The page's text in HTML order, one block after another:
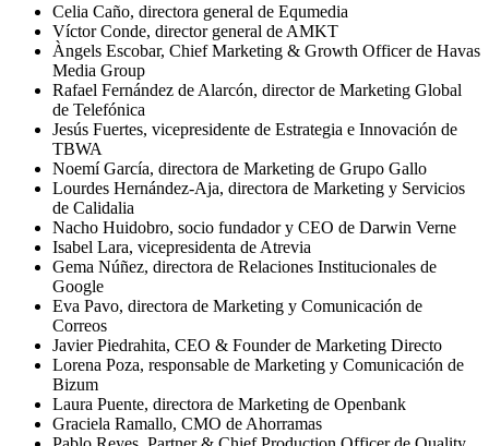
Celia Caño, directora general de Equmedia
Víctor Conde, director general de AMKT
Àngels Escobar, Chief Marketing & Growth Officer de Havas
Media Group
Rafael Fernández de Alarcón, director de Marketing Global
de Telefónica
Jesús Fuertes, vicepresidente de Estrategia e Innovación de
TBWA
Noemí García, directora de Marketing de Grupo Gallo
Lourdes Hernández-Aja, directora de Marketing y Servicios
de Calidalia
Nacho Huidobro, socio fundador y CEO de Darwin Verne
Isabel Lara, vicepresidenta de Atrevia
Gema Núñez, directora de Relaciones Institucionales de
Google
Eva Pavo, directora de Marketing y Comunicación de
Correos
Javier Piedrahita, CEO & Founder de Marketing Directo
Lorena Poza, responsable de Marketing y Comunicación de
Bizum
Laura Puente, directora de Marketing de Openbank
Graciela Ramallo, CMO de Ahorramas